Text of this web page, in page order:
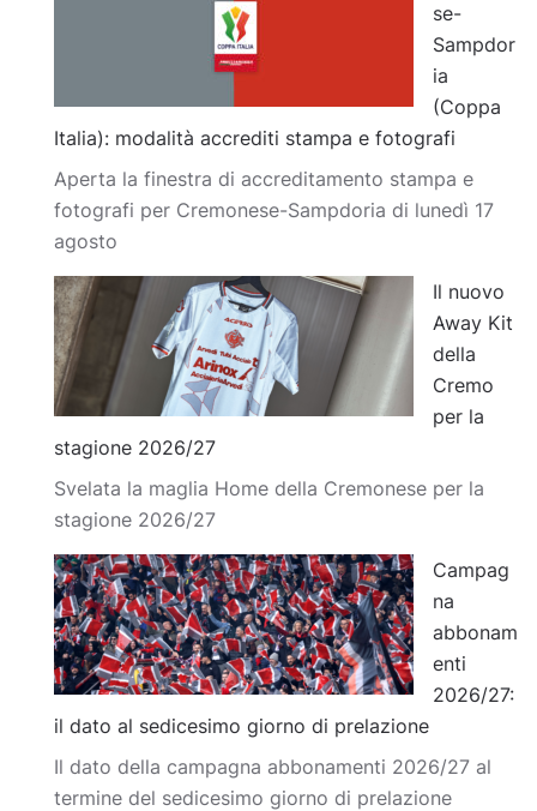
se-
Sampdor
ia
(Coppa
Italia): modalità accrediti stampa e fotografi
Aperta la finestra di accreditamento stampa e
fotografi per Cremonese-Sampdoria di lunedì 17
agosto
Il nuovo
Away Kit
della
Cremo
per la
stagione 2026/27
Svelata la maglia Home della Cremonese per la
stagione 2026/27
Campag
na
abbonam
enti
2026/27:
il dato al sedicesimo giorno di prelazione
Il dato della campagna abbonamenti 2026/27 al
termine del sedicesimo giorno di prelazione